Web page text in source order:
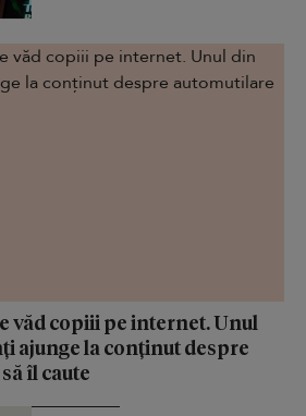
văd copiii pe internet. Unul
ajunge la conținut despre
îl caute